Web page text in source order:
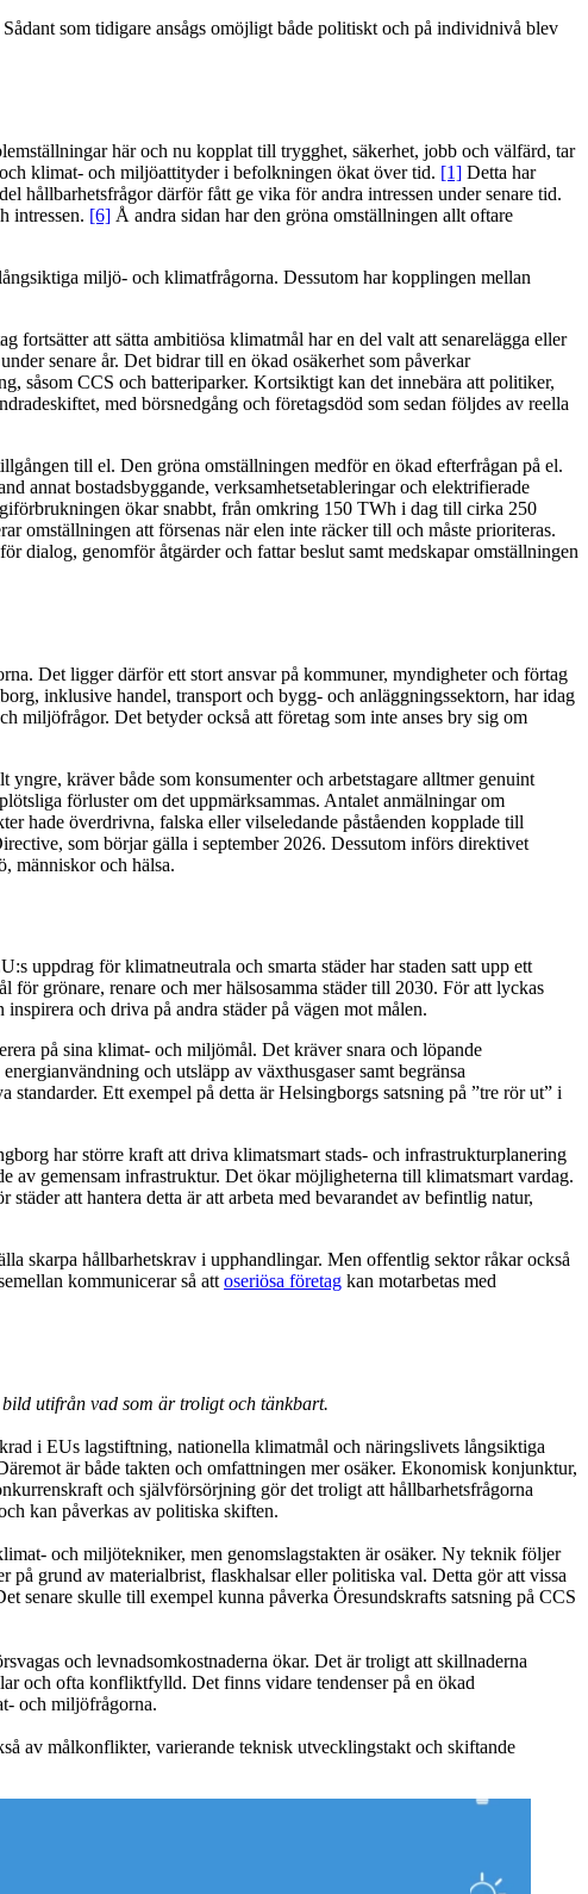
som tidigare ansågs omöjligt både politiskt och på individnivå blev
här och nu kopplat till trygghet, säkerhet, jobb och välfärd, tar
klimat- och miljöattityder i befolkningen ökat över tid. [1] Detta har
hållbarhetsfrågor därför fått ge vika för andra intressen under senare tid.
intressen. [6] Å andra sidan har den gröna omställningen allt oftare
miljö- och klimatfrågorna. Dessutom har kopplingen mellan
att sätta ambitiösa klimatmål har en del valt att senarelägga eller
senare år. Det bidrar till en ökad osäkerhet som påverkar
såsom CCS och batteriparker. Kortsiktigt kan det innebära att politiker,
med börsnedgång och företagsdöd som sedan följdes av reella
till el. Den gröna omställningen medför en ökad efterfrågan på el.
annat bostadsbyggande, verksamhetsetableringar och elektrifierade
ökar snabbt, från omkring 150 TWh i dag till cirka 250
omställningen att försenas när elen inte räcker till och måste prioriteras.
dialog, genomför åtgärder och fattar beslut samt medskapar omställningen
Det ligger därför ett stort ansvar på kommuner, myndigheter och förtag
inklusive handel, transport och bygg- och anläggningssektorn, har idag
miljöfrågor. Det betyder också att företag som inte anses bry sig om
yngre, kräver både som konsumenter och arbetstagare alltmer genuint
förluster om det uppmärksammas. Antalet anmälningar om
hade överdrivna, falska eller vilseledande påståenden kopplade till
som börjar gälla i september 2026. Dessutom införs direktivet
människor och hälsa.
uppdrag för klimatneutrala och smarta städer har staden satt upp ett
grönare, renare och mer hälsosamma städer till 2030. För att lyckas
och driva på andra städer på vägen mot målen.
på sina klimat- och miljömål. Det kräver snara och löpande
och utsläpp av växthusgaser samt begränsa
Ett exempel på detta är Helsingborgs satsning på ”tre rör ut” i
har större kraft att driva klimatsmart stads- och infrastrukturplanering
gemensam infrastruktur. Det ökar möjligheterna till klimatsmart vardag.
att hantera detta är att arbeta med bevarandet av befintlig natur,
skarpa hållbarhetskrav i upphandlingar. Men offentlig sektor råkar också
kommunicerar så att oseriösa företag kan motarbetas med
utifrån vad som är troligt och tänkbart.
i EUs lagstiftning, nationella klimatmål och näringslivets långsiktiga
är både takten och omfattningen mer osäker. Ekonomisk konjunktur,
och självförsörjning gör det troligt att hållbarhetsfrågorna
kan påverkas av politiska skiften.
och miljötekniker, men genomslagstakten är osäker. Ny teknik följer
på grund av materialbrist, flaskhalsar eller politiska val. Detta gör att vissa
senare skulle till exempel kunna påverka Öresundskrafts satsning på CCS
och levnadsomkostnaderna ökar. Det är troligt att skillnaderna
och ofta konfliktfylld. Det finns vidare tendenser på en ökad
och miljöfrågorna.
av målkonflikter, varierande teknisk utvecklingstakt och skiftande